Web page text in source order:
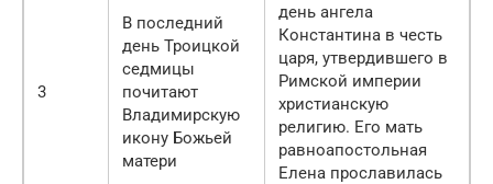
3
В последний
день Троицкой
седмицы
почитают
Владимирскую
икону Божьей
матери
день ангела
Константина в честь
царя, утвердившего в
Римской империи
христианскую
религию. Его мать
равноапостольная
Елена прославилась